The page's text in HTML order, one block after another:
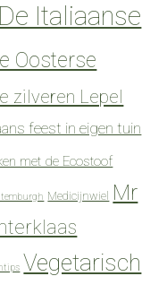
De Italiaanse
Oosterse
zilveren Lepel
feest in eigen tuin
met de Ecostoof
Medicijnwiel Mr
Vegetarisch